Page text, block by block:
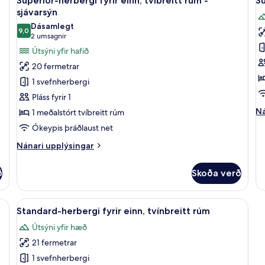
pottur
sjávarsýn
allar
myndir
fyrir
Superior-
herbergi
fyrir
einn,
tvíbreitt
rúm
-
sjávarsýn
sjávarsýn
9,09,0 af 10
Dásamlegt
2 umsagnir
(2
umsagnir)
Útsýni yfir hafið
20 fermetrar
1 svefnherbergi
Pláss fyrir 1
1 meðalstórt tvíbreitt rúm
Ókeypis þráðlaust net
Nánari upplýsingar
Nánari
herbergi
fyrir
einn,
rúm
sjávarsýn
Skoða verð
skrifborð, vinnuaðstaða fyrir fartölvur
Skoða
allar
myndir
fyrir
Standard-
Míníbar, öryggishólf í herbergi,
4
Standard-herbergi fyrir einn, tvínbreitt rúm
Útsýni yfir hæð
21 fermetrar
1 svefnherbergi